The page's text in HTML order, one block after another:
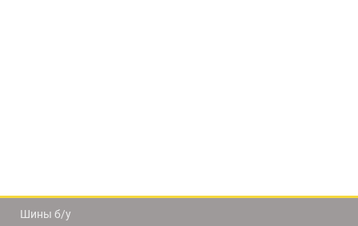
Шины б/у